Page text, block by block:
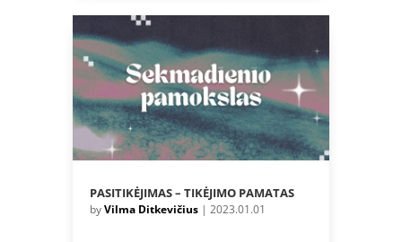
PASITIKĖJIMAS – TIKĖJIMO PAMATAS
byVilma Ditkevičius| 2023.01.01